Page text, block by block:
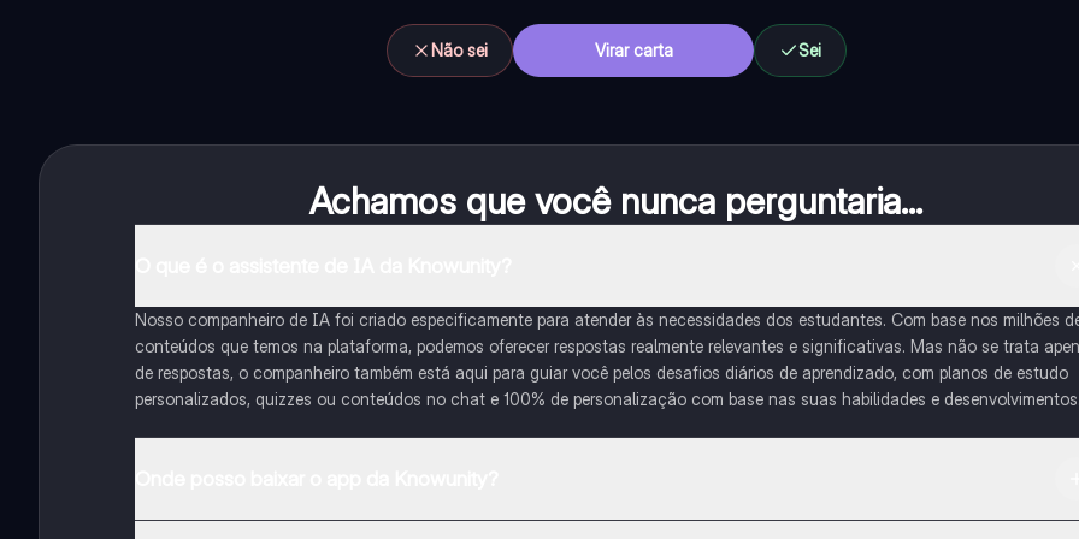
Não sei Virar carta Sei
Achamos que você nunca perguntaria...
Nosso companheiro de IA foi criado especificamente para atender às necessidades dos estudantes. Com base nos milhões
conteúdos que temos na plataforma, podemos oferecer respostas realmente relevantes e significativas. Mas não se trata
de respostas, o companheiro também está aqui para guiar você pelos desafios diários de aprendizado, com planos de estudo
personalizados, quizzes ou conteúdos no chat e 100% de personalização com base nas suas habilidades e desenvolvimentos.